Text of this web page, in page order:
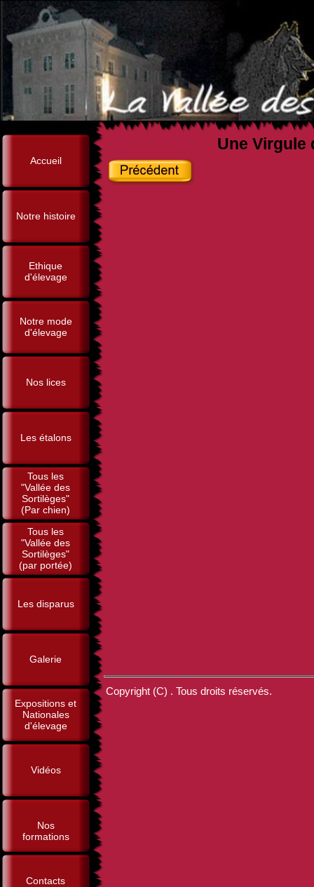
Accueil
Notre histoire
Ethique
d'élevage
Notre mode
d'élevage
Nos lices
Les étalons
Tous les
"Vallée des
Sortilèges"
(Par chien)
Tous les
"Vallée des
Sortilèges"
(par portée)
Les disparus
Galerie
Expositions et
Nationales
d'élevage
Vidéos
Nos
formations
Contacts
Une Virgule
Copyright (C) . Tous droits réservés.